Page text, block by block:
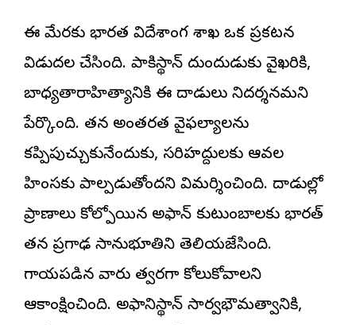
ఈ మేరకు భారత విదేశాంగ శాఖ ఒక ప్రకటన
విడుదల చేసింది. పాకిస్థాన్ దుందుడుకు వైఖరికి,
బాధ్యతారాహిత్యానికి ఈ దాడులు నిదర్శనమని
పేర్కొంది. తన అంతర్గత వైఫల్యాలను
కప్పిపుచ్చుకునేందుకు, సరిహద్దులకు ఆవల
హింసకు పాల్పడుతోందని విమర్శించింది. దాడుల్లో
ప్రాణాలు కోల్పోయిన అఫ్గాన్ కుటుంబాలకు భారత్
తన ప్రగాఢ సానుభూతిని తెలియజేసింది.
గాయపడిన వారు త్వరగా కోలుకోవాలని
ఆకాంక్షించింది. అఫ్గానిస్థాన్ సార్వభౌమత్వానికి,